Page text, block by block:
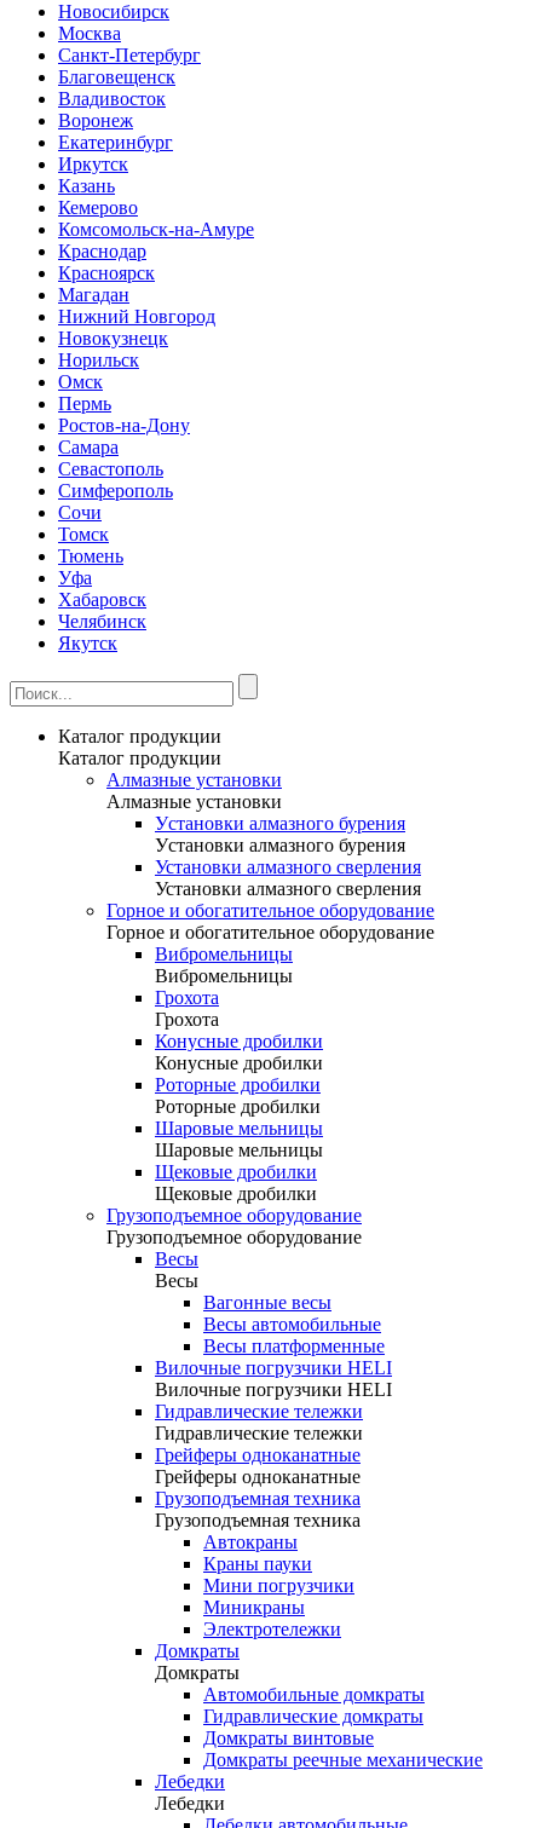
Новосибирск
Москва
Санкт-Петербург
Благовещенск
Владивосток
Воронеж
Екатеринбург
Иркутск
Казань
Кемерово
Комсомольск-на-Амуре
Краснодар
Красноярск
Магадан
Нижний Новгород
Новокузнецк
Норильск
Омск
Пермь
Ростов-на-Дону
Самара
Севастополь
Симферополь
Сочи
Томск
Тюмень
Уфа
Хабаровск
Челябинск
Якутск
Каталог продукции
Каталог продукции
Алмазные установки
Алмазные установки
Уcтановки алмазного бурения
Уcтановки алмазного бурения
Установки алмазного сверления
Установки алмазного сверления
Горное и обогатительное оборудование
Горное и обогатительное оборудование
Вибромельницы
Вибромельницы
Грохота
Грохота
Конусные дробилки
Конусные дробилки
Роторные дробилки
Роторные дробилки
Шаровые мельницы
Шаровые мельницы
Щековые дробилки
Щековые дробилки
Грузоподъемное оборудование
Грузоподъемное оборудование
Весы
Весы
Вагонные весы
Весы автомобильные
Весы платформенные
Вилочные погрузчики HELI
Вилочные погрузчики HELI
Гидравлические тележки
Гидравлические тележки
Грейферы одноканатные
Грейферы одноканатные
Грузоподъемная техника
Грузоподъемная техника
Автокраны
Краны пауки
Мини погрузчики
Миникраны
Электротележки
Домкраты
Домкраты
Автомобильные домкраты
Гидравлические домкраты
Домкраты винтовые
Домкраты реечные механические
Лебедки
Лебедки